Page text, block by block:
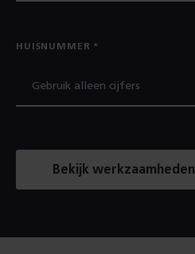
HUISNUMMER
Bekijk werkzaamheden